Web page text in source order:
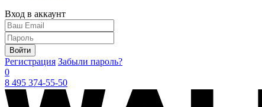
Вход в аккаунт
Войти
Регистрация Забыли пароль?
0
8 495 374-55-50